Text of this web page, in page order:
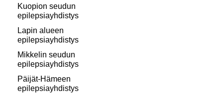
Kuopion seudun
epilepsiayhdistys
Lapin alueen
epilepsiayhdistys
Mikkelin seudun
epilepsiayhdistys
Päijät-Hämeen
epilepsiayhdistys